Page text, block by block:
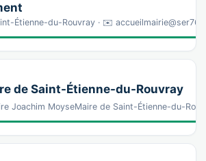
Étienne-du-Rouvray · ✉️
de Saint-Étienne-du-Rouvray
Joachim MoyseMaire de Saint-Étienne-du-